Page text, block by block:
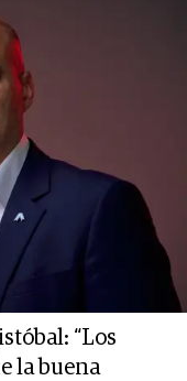
“Los
la buena